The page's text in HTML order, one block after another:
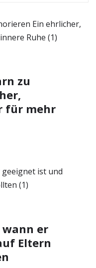
zu
für mehr
wann er
Eltern